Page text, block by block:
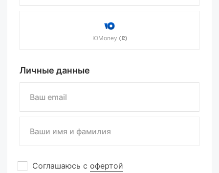
ЮMoney (₽)
Личные данные
Соглашаюсь с офертой